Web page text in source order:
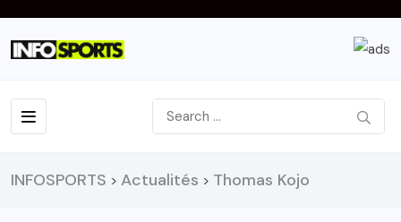
INFOSPORTS > Actualités > Thomas Kojo